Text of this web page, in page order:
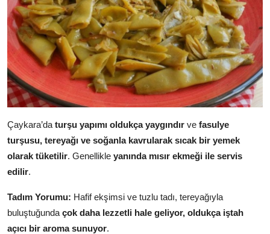
Çaykara’da turşu yapımı oldukça yaygındır ve fasulye
turşusu, tereyağı ve soğanla kavrularak sıcak bir yemek
olarak tüketilir. Genellikle yanında mısır ekmeği ile servis
edilir.
Tadım Yorumu: Hafif ekşimsi ve tuzlu tadı, tereyağıyla
buluştuğunda çok daha lezzetli hale geliyor, oldukça iştah
açıcı bir aroma sunuyor.